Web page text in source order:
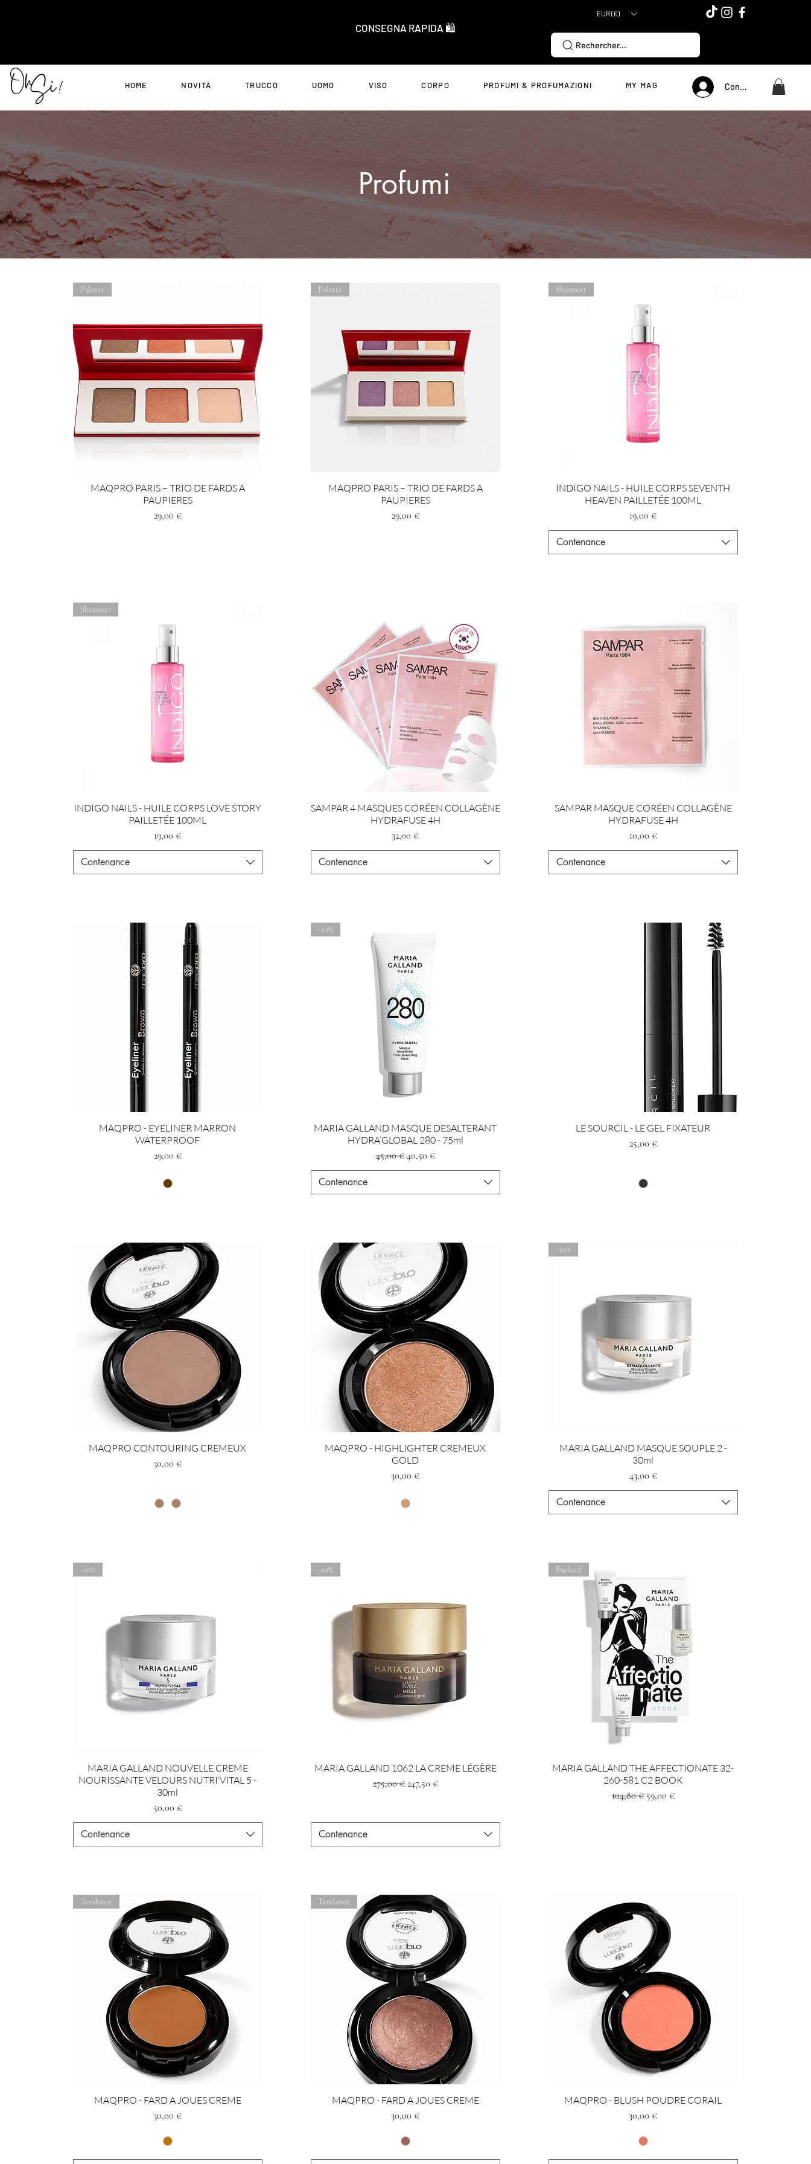
CONSEGNA RAPIDA 🛍️
EUR (€)
Rechercher...
HOME NOVITÀ TRUCCO UOMO VISO CORPO PROFUMI & PROFUMAZIONI MY MAG Connexion
Profumi
Palette
MAQPRO PARIS – TRIO DE FARDS A
PAUPIERES
Prezzo
29,00 €
Palette
MAQPRO PARIS – TRIO DE FARDS A
PAUPIERES
Prezzo
29,00 €
Shimmer
INDIGO NAILS - HUILE CORPS SEVENTH
HEAVEN PAILLETÉE 100ML
Prezzo
19,00 €
Contenance
Shimmer
INDIGO NAILS - HUILE CORPS LOVE STORY
PAILLETÉE 100ML
Prezzo
19,00 €
Contenance
SAMPAR 4 MASQUES CORÉEN COLLAGÈNE
HYDRAFUSE 4H
Prezzo
32,00 €
Contenance
SAMPAR MASQUE CORÉEN COLLAGÈNE
HYDRAFUSE 4H
Prezzo
10,00 €
Contenance
MAQPRO - EYELINER MARRON
WATERPROOF
Prezzo
29,00 €
-10%
MARIA GALLAND MASQUE DESALTERANT
HYDRA’GLOBAL 280 - 75ml
Prezzo regolare
45,00 € Prezzo scontato
40,50 €
Contenance
LE SOURCIL - LE GEL FIXATEUR
Prezzo
25,00 €
MAQPRO CONTOURING CREMEUX
Prezzo
30,00 €
MAQPRO - HIGHLIGHTER CREMEUX
GOLD
Prezzo
30,00 €
-10%
MARIA GALLAND MASQUE SOUPLE 2 -
30ml
Prezzo
43,00 €
Contenance
-10%
MARIA GALLAND NOUVELLE CREME
NOURISSANTE VELOURS NUTRI’VITAL 5 -
30ml
Prezzo
50,00 €
Contenance
-10%
MARIA GALLAND 1062 LA CREME LÉGÈRE
Prezzo regolare
275,00 € Prezzo scontato
247,50 €
Contenance
Exclusif
MARIA GALLAND THE AFFECTIONATE 32-
260-581 C2 BOOK
Prezzo regolare
104,80 € Prezzo scontato
59,00 €
Tendance
MAQPRO - FARD A JOUES CREME
Prezzo
30,00 €
Tendance
MAQPRO - FARD A JOUES CREME
Prezzo
30,00 €
MAQPRO - BLUSH POUDRE CORAIL
Prezzo
30,00 €